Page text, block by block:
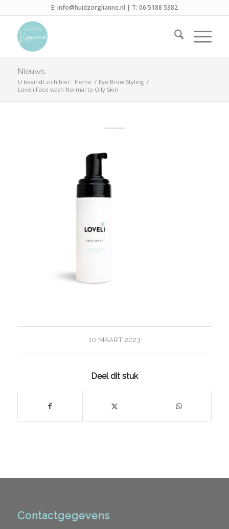
E: info@huidzorglianne.nl | T: 06 5188 5382
Nieuws
U bevindt zich hier: Home / Eye Brow Styling /
Loveli Face wash Normal to Oily Skin
10 MAART 2023
Deel dit stuk
Contactgegevens